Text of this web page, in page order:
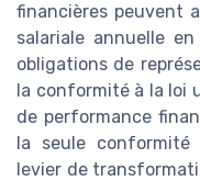
financières peuvent
salariale annuelle
obligations de
la conformité à la loi
de performance
la seule conformité
levier de